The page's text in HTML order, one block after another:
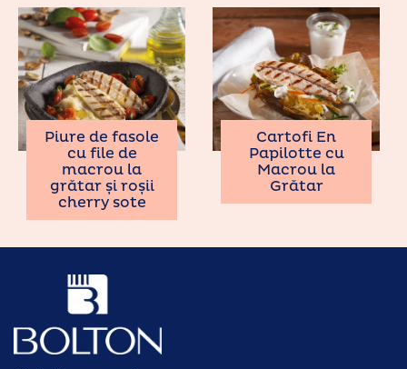
Piure de fasole
cu file de
macrou la
grătar și roșii
cherry sote
Cartofi En
Papilotte cu
Macrou la
Grătar